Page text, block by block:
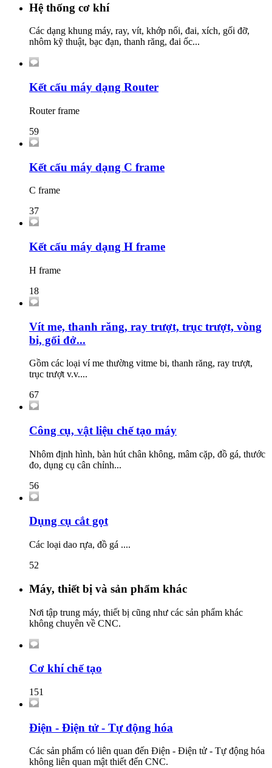
Hệ thống cơ khí
Các dạng khung máy, ray, vít, khớp nối, đai, xích, gối đỡ,
nhôm kỹ thuật, bạc đạn, thanh răng, đai ốc...
Kết cấu máy dạng Router
Router frame
59
Kết cấu máy dạng C frame
C frame
37
Kết cấu máy dạng H frame
H frame
18
Vít me, thanh răng, ray trượt, trục trượt, vòng
bi, gối đở...
Gồm các loại ví me thường vitme bi, thanh răng, ray trượt,
trục trượt v.v....
67
Công cụ, vật liệu chế tạo máy
Nhôm định hình, bàn hút chân không, mâm cặp, đồ gá, thước
đo, dụng cụ cân chỉnh...
56
Dụng cụ cắt gọt
Các loại dao rựa, đồ gá ....
52
Máy, thiết bị và sản phẩm khác
Nơi tập trung máy, thiết bị cũng như các sản phẩm khác
không chuyên về CNC.
Cơ khí chế tạo
151
Điện - Điện tử - Tự động hóa
Các sản phẩm có liên quan đến Điện - Điện tử - Tự động hóa
không liên quan mật thiết đến CNC.